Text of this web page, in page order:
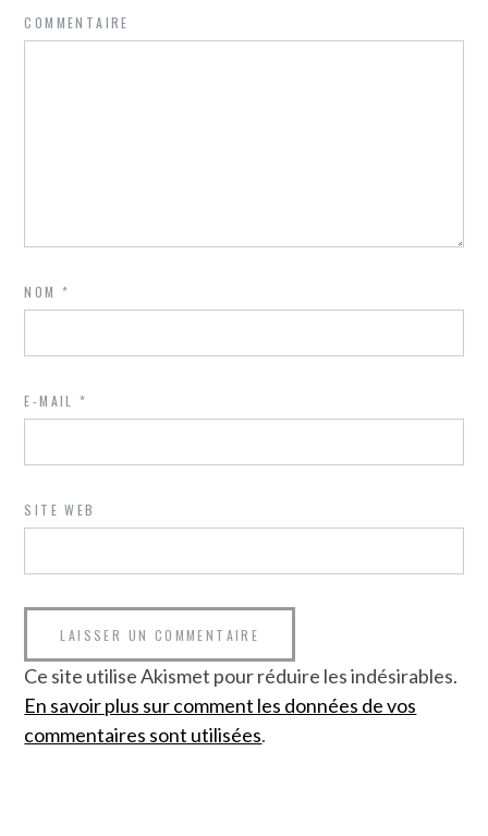
COMMENTAIRE
NOM*
E-MAIL*
SITE WEB
Ce site utilise Akismet pour réduire les indésirables.
En savoir plus sur comment les données de vos
commentaires sont utilisées.